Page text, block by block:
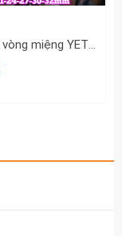
Bộ cờ lê vòng miệng YETI đầu búa 14 chi tiết 10-32mm YETI-32202A